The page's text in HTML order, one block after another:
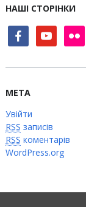
НАШІ СТОРІНКИ
facebookyoutube flickr
МЕТА
Увійти
RSS записів
RSS коментарів
WordPress.org